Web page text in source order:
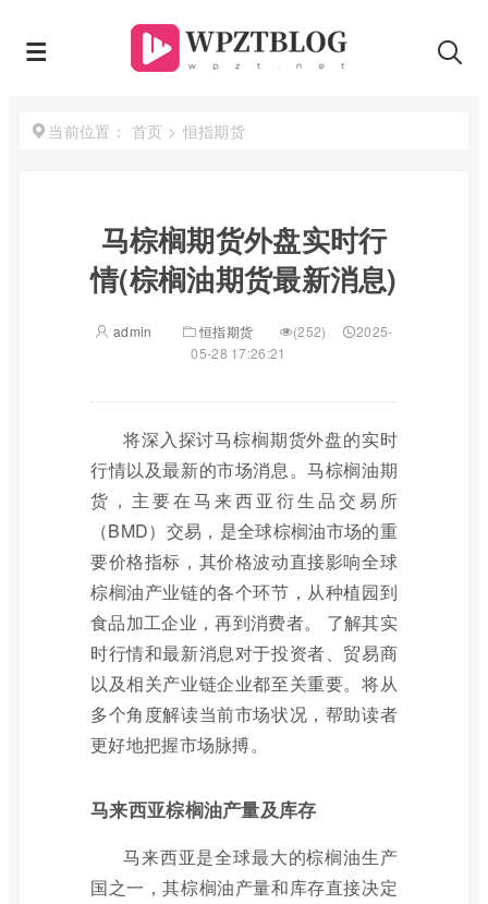
当前位置： 首页 > 恒指期货
马棕榈期货外盘实时行
情(棕榈油期货最新消息)
admin 恒指期货 (252)
2025-
05-28 17:26:21
将深入探讨马棕榈期货外盘的实时
行情以及最新的市场消息。马棕榈油期
货，主要在马来西亚衍生品交易所
（BMD）交易，是全球棕榈油市场的重
要价格指标，其价格波动直接影响全球
棕榈油产业链的各个环节，从种植园到
食品加工企业，再到消费者。 了解其实
时行情和最新消息对于投资者、贸易商
以及相关产业链企业都至关重要。将从
多个角度解读当前市场状况，帮助读者
更好地把握市场脉搏。
马来西亚棕榈油产量及库存
马来西亚是全球最大的棕榈油生产
国之一，其棕榈油产量和库存直接决定